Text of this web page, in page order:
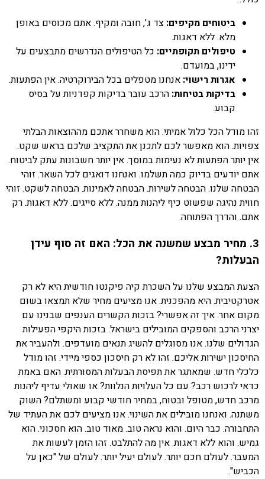
ביטוחים מקיפים: צד ג', חובה ומקיף. אתם מכוסים באופן
מלא. ללא דאגות.
טיפולים תקופתיים: כל הטיפולים הנדרשים מתבצעים על
ידינו, במועדם.
אגרות רישוי: אנחנו מטפלים בכל הבירוקרטיה. אין הפתעות.
בדיקות בטיחות: הרכב עובר בדיקות קפדניות על בסיס
קבוע.
זהו מודל הכל כלול אמיתי. הוא משחרר אתכם מההוצאות הבלתי
צפויות. הוא מאפשר לכם לתכנן את התקציב שלכם בראש שקט.
אין יותר הפתעות לא נעימות במוסך. אין יותר חשבונות עתק לביטוח.
אתם יודעים בדיוק כמה תשלמו. ואנחנו דואגים לכל השאר. זוהי
הבטחה שלנו. הבטחה לשירות. הבטחה לאמינות. הבטחה לשקט. זוהי
חווית נהיגה שפשוט כיף ליהנות ממנה. ללא סייגים. ללא דאגות. רק
אתם. והדרך הפתוחה.
3. מחיר מבצע שמשנה את הכל: האם זה סוף עידן
הבעלות?
הצעת המבצע שלנו על השכרת קיה פיקנטו חודשית היא לא רק
אטרקטיבית. היא מהפכנית. אנו מציעים מחיר שלא תמצאו בשום
מקום אחר. איך זה אפשרי? בזכות הקשרים הענפים שבנינו עם
יצרני הרכב והספקים המובילים בישראל. בזכות היקפי הפעילות
הגדולים שלנו. אנו מסוגלים להשיג תנאים מועדפים. ולהעביר את
החיסכון ישירות אליכם. זהו לא רק חיסכון כספי מיידי. זהו מודל
כלכלי חדש. שמאתגר את תפיסת הבעלות המסורתית. האם באמת
כדאי לרכוש רכב? עם כל העלויות הנלוות? או שאולי עדיף ליהנות
מרכב חדש, מטופל ובטוח, במחיר חודשי קבוע ומשתלם? השוק
משתנה. ואנחנו מובילים את השינוי. אנו מציעים לכם את העתיד של
התחבורה. כבר היום. והוא נראה טוב. מאוד טוב. הוא חסכוני. הוא
גמיש. והוא ללא דאגות. אין מה להתלבט. זהו הזמן לעשות את
המעבר. לעולם חכם יותר. לעולם יעיל יותר. לעולם של "כאן על
הכביש".